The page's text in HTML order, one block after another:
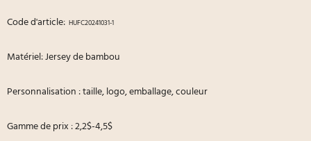
Code d'article: HUFC20241031-1
Matériel: Jersey de bambou
Personnalisation : taille, logo, emballage, couleur
Gamme de prix : 2,2$-4,5$